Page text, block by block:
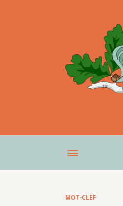
MOT-CLEF